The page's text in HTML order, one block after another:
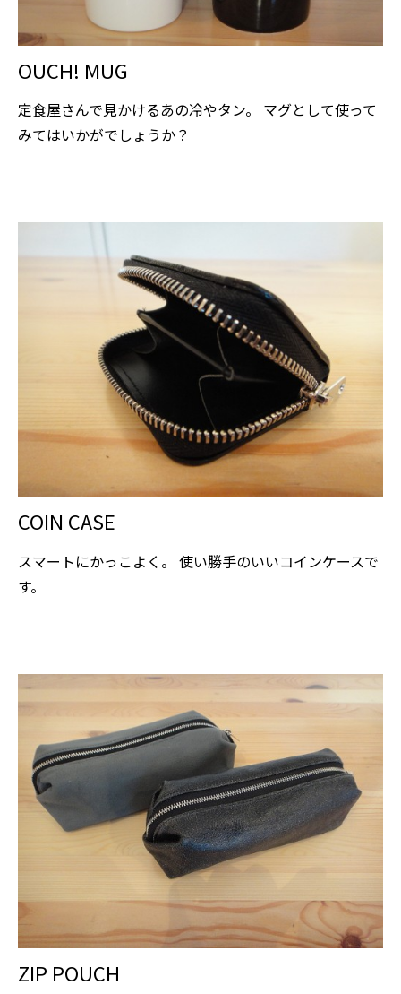
OUCH! MUG
定食屋さんで見かけるあの冷やタン。 マグとして使って
みてはいかがでしょうか？
COIN CASE
スマートにかっこよく。 使い勝手のいいコインケースで
す。
ZIP POUCH